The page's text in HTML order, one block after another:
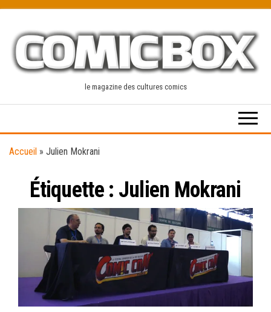
content
le magazine des cultures comics
Accueil » Julien Mokrani
Étiquette : Julien Mokrani